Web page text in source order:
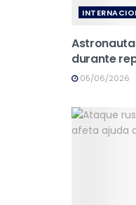
durante
05/06/2026